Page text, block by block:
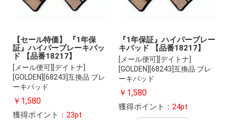
【セール特価】 『1年保
証』ハイパーブレーキパッ
ド 【品番18217】
[メール便可][デイトナ]
[GOLDEN][68243]互換品 ブレ
ーキパッド
￥1,580
獲得ポイント ：23pt
『1年保証』ハイパーブレー
キパッド 【品番18217】
[メール便可][デイトナ]
[GOLDEN][68243]互換品 ブレ
ーキパッド
￥1,580
獲得ポイント ：24pt